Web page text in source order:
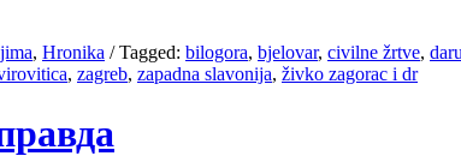
, Hronika /Tagged: bilogora, bjelovar, civilne žrtve,
, zagreb, zapadna slavonija, živko zagorac i dr